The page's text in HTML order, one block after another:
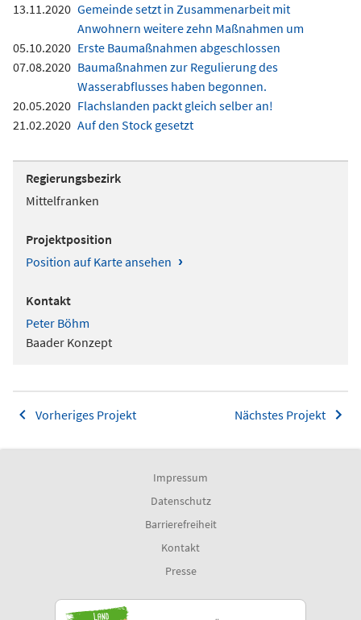
13.11.2020 Gemeinde setzt in Zusammenarbeit mit
Anwohnern weitere zehn Maßnahmen um
05.10.2020 Erste Baumaßnahmen abgeschlossen
07.08.2020 Baumaßnahmen zur Regulierung des
Wasserabflusses haben begonnen.
20.05.2020 Flachslanden packt gleich selber an!
21.02.2020 Auf den Stock gesetzt
Regierungsbezirk
Mittelfranken
Projektposition
Position auf Karte ansehen ›
Kontakt
Peter Böhm
Baader Konzept
Vorheriges Projekt Nächstes Projekt
Impressum
Datenschutz
Barrierefreiheit
Kontakt
Presse